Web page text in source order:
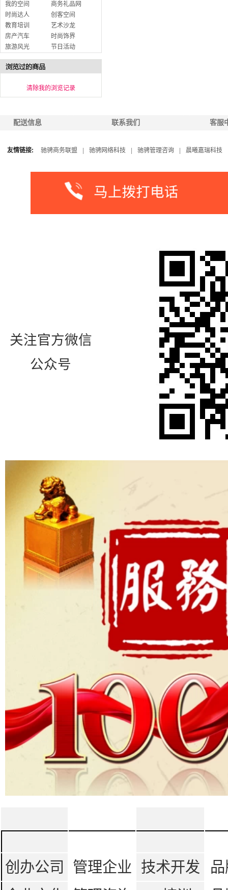
我的空间
商务礼品网
时尚达人
创客空间
教育培训
艺术沙龙
房产汽车
时尚饰界
旅游风光
节日活动
清除我的浏览记录
配送信息 联系我们 客服
友情链接: 驰骋商务联盟 驰骋网络科技 驰骋管理咨询 晨曦嘉瑞科技
关注官方微信
公众号
创办公司 管理企业 技术开发